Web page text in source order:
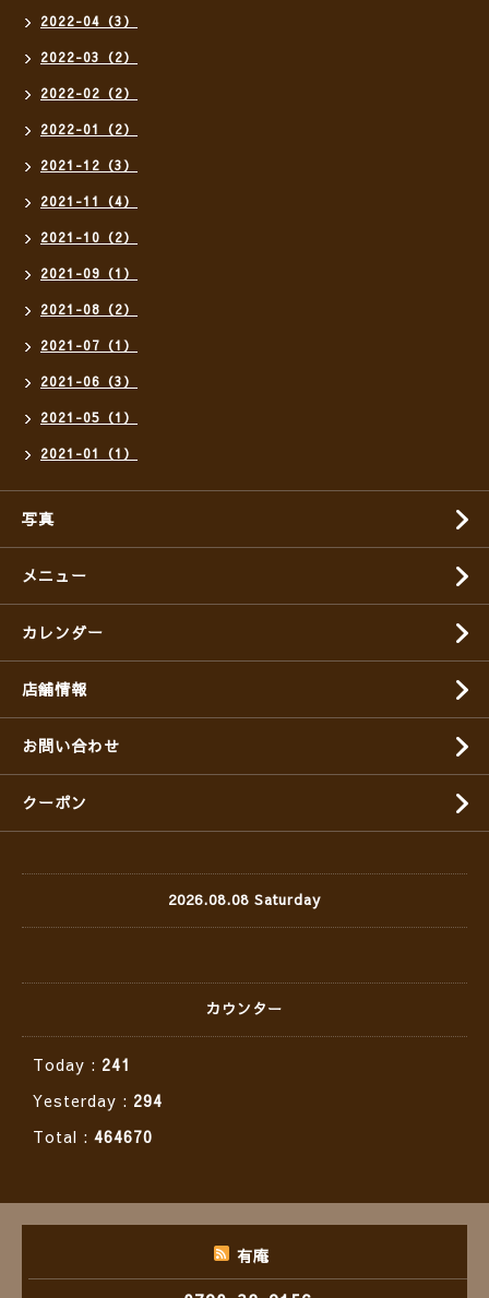
2022-04（3）
2022-03（2）
2022-02（2）
2022-01（2）
2021-12（3）
2021-11（4）
2021-10（2）
2021-09（1）
2021-08（2）
2021-07（1）
2021-06（3）
2021-05（1）
2021-01（1）
写真
メニュー
カレンダー
店舗情報
お問い合わせ
クーポン
2026.08.08 Saturday
カウンター
Today : 241
Yesterday : 294
Total : 464670
有庵